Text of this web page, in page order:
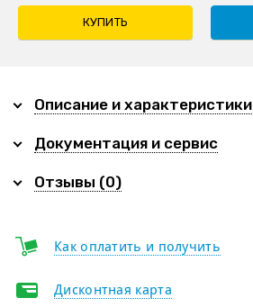
КУПИТЬ
Описание и характеристики
Документация и сервис
Отзывы (0)
Как оплатить и получить
Дисконтная карта